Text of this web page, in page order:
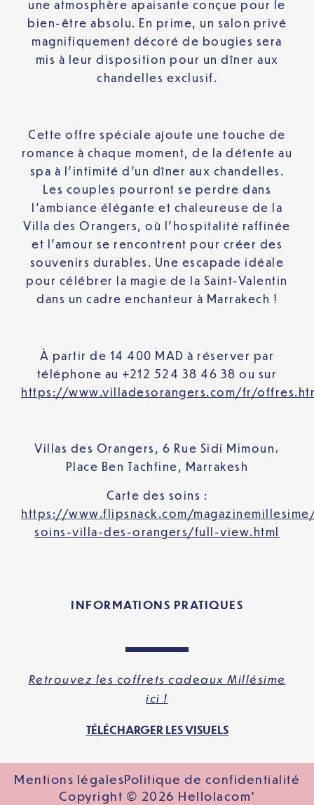
une atmosphère apaisante conçue pour le
bien-être absolu. En prime, un salon privé
magnifiquement décoré de bougies sera
mis à leur disposition pour un dîner aux
chandelles exclusif.
Cette offre spéciale ajoute une touche de
romance à chaque moment, de la détente au
spa à l’intimité d’un dîner aux chandelles.
Les couples pourront se perdre dans
l’ambiance élégante et chaleureuse de la
Villa des Orangers, où l’hospitalité raffinée
et l’amour se rencontrent pour créer des
souvenirs durables. Une escapade idéale
pour célébrer la magie de la Saint-Valentin
dans un cadre enchanteur à Marrakech !
À partir de 14 400 MAD à réserver par
téléphone au +212 524 38 46 38 ou sur
https://www.villadesorangers.com/fr/
Villas des Orangers, 6 Rue Sidi Mimoun،
Place Ben Tachfine, Marrakesh
Carte des soins :
https://www.flipsnack.com/
soins-villa-des-orangers/full-view.html
INFORMATIONS PRATIQUES
Retrouvez les coffrets cadeaux Millésime
ici !
TÉLÉCHARGER LES VISUELS
Mentions légalesPolitique de confidentialité
Copyright © 2026 Hellolacom'